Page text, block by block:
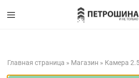
+375 (XX) XXX-XX-XX
Главная страница » Магазин » Камера